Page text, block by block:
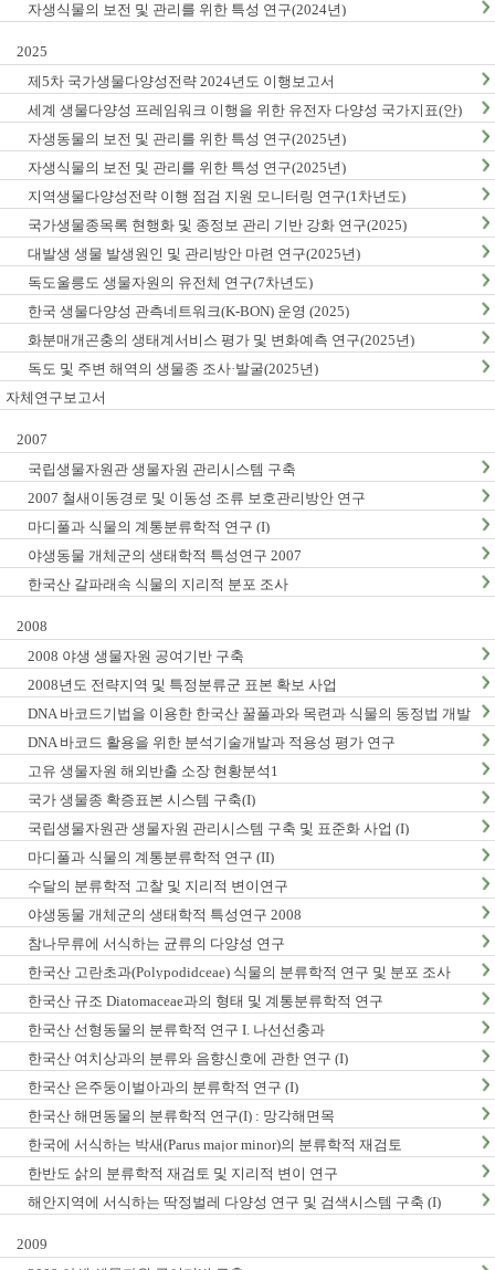
자생식물의 보전 및 관리를 위한 특성 연구(2024년)
2025
제5차 국가생물다양성전략 2024년도 이행보고서
세계 생물다양성 프레임워크 이행을 위한 유전자 다양성 국가지표(안)
마련(1차년도)
자생동물의 보전 및 관리를 위한 특성 연구(2025년)
자생식물의 보전 및 관리를 위한 특성 연구(2025년)
지역생물다양성전략 이행 점검 지원 모니터링 연구(1차년도)
국가생물종목록 현행화 및 종정보 관리 기반 강화 연구(2025)
대발생 생물 발생원인 및 관리방안 마련 연구(2025년)
독도울릉도 생물자원의 유전체 연구(7차년도)
한국 생물다양성 관측네트워크(K-BON) 운영 (2025)
화분매개곤충의 생태계서비스 평가 및 변화예측 연구(2025년)
독도 및 주변 해역의 생물종 조사·발굴(2025년)
자체연구보고서
2007
국립생물자원관 생물자원 관리시스템 구축
2007 철새이동경로 및 이동성 조류 보호관리방안 연구
마디풀과 식물의 계통분류학적 연구 (I)
야생동물 개체군의 생태학적 특성연구 2007
한국산 갈파래속 식물의 지리적 분포 조사
2008
2008 야생 생물자원 공여기반 구축
2008년도 전략지역 및 특정분류군 표본 확보 사업
DNA 바코드기법을 이용한 한국산 꿀풀과와 목련과 식물의 동정법 개발
: I. 꿀풀과
DNA 바코드 활용을 위한 분석기술개발과 적용성 평가 연구
고유 생물자원 해외반출 소장 현황분석1
국가 생물종 확증표본 시스템 구축(I)
국립생물자원관 생물자원 관리시스템 구축 및 표준화 사업 (I)
마디풀과 식물의 계통분류학적 연구 (II)
수달의 분류학적 고찰 및 지리적 변이연구
야생동물 개체군의 생태학적 특성연구 2008
참나무류에 서식하는 균류의 다양성 연구
한국산 고란초과(Polypodidceae) 식물의 분류학적 연구 및 분포 조사
한국산 규조 Diatomaceae과의 형태 및 계통분류학적 연구
한국산 선형동물의 분류학적 연구 I. 나선선충과
한국산 여치상과의 분류와 음향신호에 관한 연구 (I)
한국산 은주둥이벌아과의 분류학적 연구 (I)
한국산 해면동물의 분류학적 연구(I) : 망각해면목
한국에 서식하는 박새(Parus major minor)의 분류학적 재검토
한반도 삵의 분류학적 재검토 및 지리적 변이 연구
해안지역에 서식하는 딱정벌레 다양성 연구 및 검색시스템 구축 (I)
2009